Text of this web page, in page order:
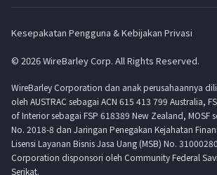
Kesepakatan Pengguna & Kebijakan Privasi
© 2026 WireBarley Corp. All Rights Reserved.
WireBarley Corporation dan anak perusahaannya
oleh AUSTRAC sebagai ACN 615 413 799 Australia,
of Interior sebagai FSP 618389 New Zealand, MOSF
No. 2018-8 dan Jaringan Penegakan Kejahatan
Lisensi Layanan Bisnis Jasa Uang (MSB) No.
Corporation disponsori oleh Community Federal
Serikat.